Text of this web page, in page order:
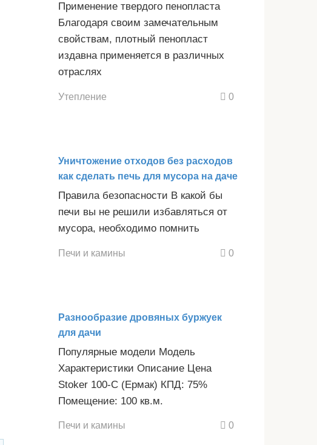
Применение твердого пенопласта
Благодаря своим замечательным
свойствам, плотный пенопласт
издавна применяется в различных
отраслях
Утепление 0
Уничтожение отходов без расходов
как сделать печь для мусора на даче
Правила безопасности В какой бы
печи вы не решили избавляться от
мусора, необходимо помнить
Печи и камины 0
Разнообразие дровяных буржуек
для дачи
Популярные модели Модель
Характеристики Описание Цена
Stoker 100-C (Ермак) КПД: 75%
Помещение: 100 кв.м.
Печи и камины 0